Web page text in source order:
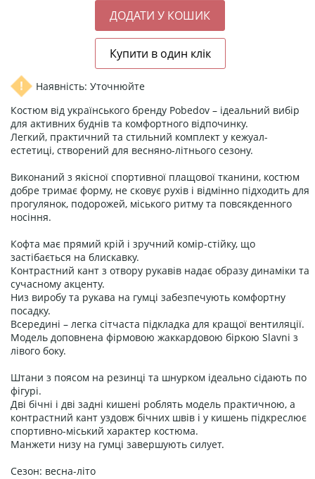
Наявність: Уточнюйте
Костюм від українського бренду Pobedov – ідеальний вибір
для активних буднів та комфортного відпочинку.
Легкий, практичний та стильний комплект у кежуал-
естетиці, створений для весняно-літнього сезону.
Виконаний з якісної спортивної плащової тканини, костюм
добре тримає форму, не сковує рухів і відмінно підходить для
прогулянок, подорожей, міського ритму та повсякденного
носіння.
Кофта має прямий крій і зручний комір-стійку, що
застібається на блискавку.
Контрастний кант з отвору рукавів надає образу динаміки та
сучасному акценту.
Низ виробу та рукава на гумці забезпечують комфортну
посадку.
Всередині – легка сітчаста підкладка для кращої вентиляції.
Модель доповнена фірмовою жаккардовою біркою Slavni з
лівого боку.
Штани з поясом на резинці та шнурком ідеально сідають по
фігурі.
Дві бічні і дві задні кишені роблять модель практичною, а
контрастний кант уздовж бічних швів і у кишень підкреслює
спортивно-міський характер костюма.
Манжети низу на гумці завершують силует.
Сезон: весна-літо